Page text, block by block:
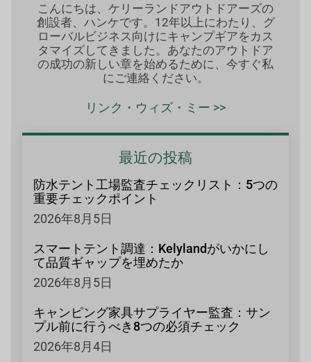
こんにちは、ケリーランドアウトドアーズの
創設者、ハンケです。12年以上にわたり、グ
ローバルビジネス向けにキャンプギアをカス
タマイズしてきました。あなたのアウトドア
の成功の新しい章を始めるために、今すぐ私
にご連絡ください。
リンク・ウィズ・ミー >>
最近の投稿
防水テント工場監査チェックリスト：5つの
重要チェックポイント
2026年8月5日
スマートテント調達：Kelylandがいかにし
て品質ギャップを埋めたか
2026年8月5日
キャンピング家具サプライヤー監査：サン
プル前に行うべき8つの必須チェック
2026年8月4日